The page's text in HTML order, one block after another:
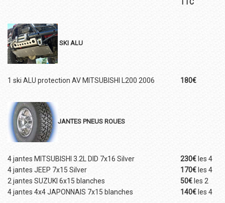
TTC
SKI ALU
1 ski ALU protection AV MITSUBISHI L200 2006 180€
JANTES PNEUS ROUES
4 jantes MITSUBISHI 3.2L DID 7x16 Silver 230€ les 4
4 jantes JEEP 7x15 Silver
170€ les 4
2 jantes SUZUKI 6x15 blanches
50€ les 2
4 jantes 4x4 JAPONNAIS 7x15 blanches
140€ les 4